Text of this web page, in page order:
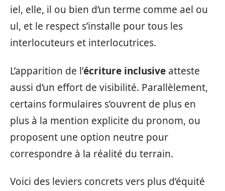
iel, elle, il ou bien d’un terme comme ael ou
ul, et le respect s’installe pour tous les
interlocuteurs et interlocutrices.
L’apparition de l’écriture inclusive atteste
aussi d’un effort de visibilité. Parallèlement,
certains formulaires s’ouvrent de plus en
plus à la mention explicite du pronom, ou
proposent une option neutre pour
correspondre à la réalité du terrain.
Voici des leviers concrets vers plus d’équité